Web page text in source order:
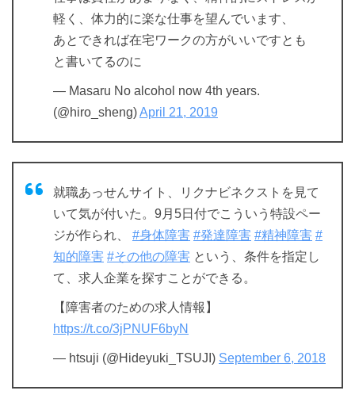
軽く、体力的に楽な仕事を望んでいます、
あとできれば在宅ワークの方がいいですとも
と書いてるのに
— Masaru No alcohol now 4th years.
(@hiro_sheng)April 21, 2019
就職あっせんサイト、リクナビネクストを見て
いて気が付いた。9月5日付でこういう特設ペー
ジが作られ、 #身体障害 #発達障害 #精神障害 #
知的障害 #その他の障害 という、条件を指定し
て、求人企業を探すことができる。
【障害者のための求人情報】
https://t.co/3jPNUF6byN
— htsuji (@Hideyuki_TSUJI) September 6, 2018